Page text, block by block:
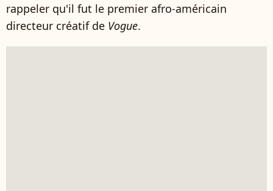
rappeler qu'il fut le premier afro-américain
directeur créatif de Vogue.